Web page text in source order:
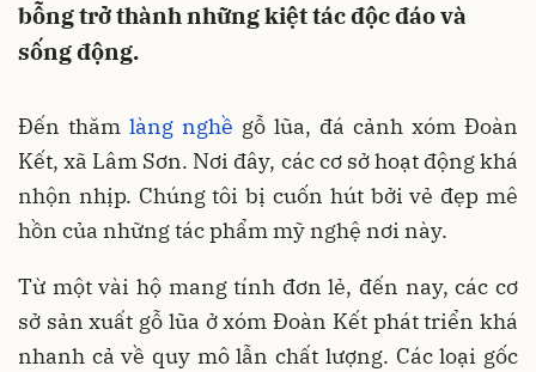
bỗng trở thành những kiệt tác độc đáo và
sống động.
Đến thăm làng nghề gỗ lũa, đá cảnh xóm Đoàn
Kết, xã Lâm Sơn. Nơi đây, các cơ sở hoạt động khá
nhộn nhịp. Chúng tôi bị cuốn hút bởi vẻ đẹp mê
hồn của những tác phẩm mỹ nghệ nơi này.
Từ một vài hộ mang tính đơn lẻ, đến nay, các cơ
sở sản xuất gỗ lũa ở xóm Đoàn Kết phát triển khá
nhanh cả về quy mô lẫn chất lượng. Các loại gốc